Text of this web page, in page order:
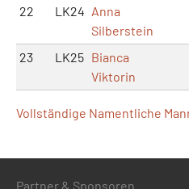
22 LK24 Anna
Silberstein
23 LK25 Bianca
Viktorin
Vollständige Namentliche
Partner & Sponsoren